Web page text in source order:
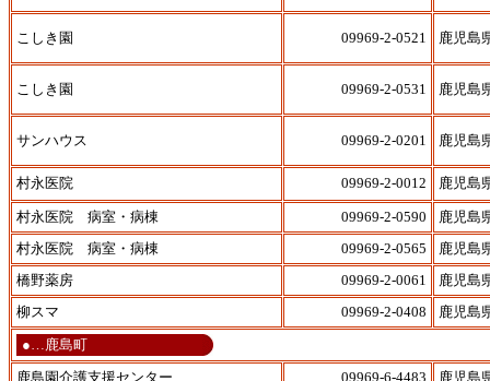
こしき園 09969-2-0521 鹿児島
こしき園 09969-2-0531 鹿児島
サンハウス 09969-2-0201 鹿児島
村永医院 09969-2-0012 鹿児島
村永医院 病室・病棟 09969-2-0590
鹿児島
村永医院 病室・病棟
09969-2-0565
鹿児島
橋野薬房
09969-2-0061
鹿児島
柳スマ
09969-2-0408
鹿児島
●…鹿島町
鹿島園介護支援センター
09969-6-4483
鹿児島